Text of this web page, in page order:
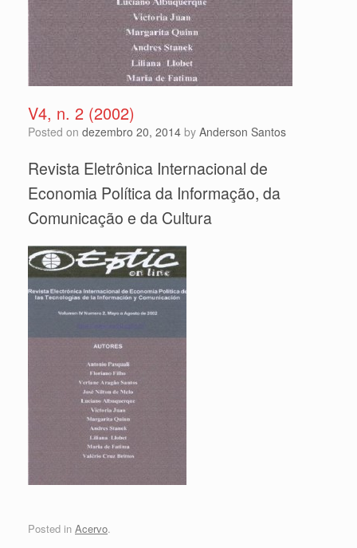
V4, n. 2 (2002)
Posted on dezembro 20, 2014 by Anderson Santos
Revista Eletrônica Internacional de
Economia Política da Informação, da
Comunicação e da Cultura
Posted in Acervo.